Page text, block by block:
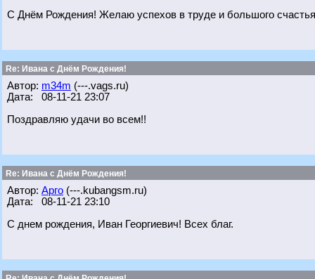
С Днём Рождения! Желаю успехов в труде и большого
Re: Ивана с Днём Рождения!
Автор: m34m (---.vags.ru)
Дата: 08-11-21 23:07
Поздравляю удачи во всем!!
Re: Ивана с Днём Рождения!
Автор: Арго (---.kubangsm.ru)
Дата: 08-11-21 23:10
С днем рождения, Иван Георгиевич! Всех благ.